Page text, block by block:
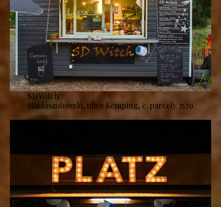
SD Witch
Hajdúszoboszló, ulice Kemping, č. parcely 3529